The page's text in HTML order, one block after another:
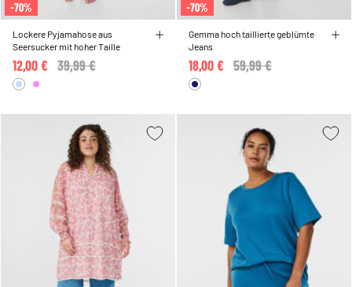
-70%
Lockere Pyjamahose aus
Seersucker mit hoher Taille
Price reduced from
39,99 €
12,00 €
-70%
Gemma hoch taillierte geblümte
Jeans
Price reduced from
59,99 €
18,00 €